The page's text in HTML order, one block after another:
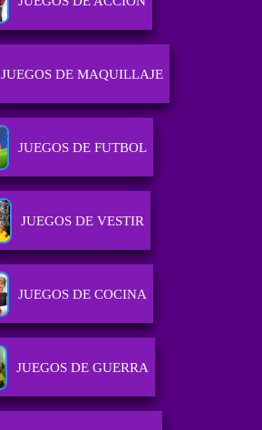
JUEGOS DE MAQUILLAJE
JUEGOS DE FUTBOL
JUEGOS DE VESTIR
JUEGOS DE COCINA
JUEGOS DE GUERRA